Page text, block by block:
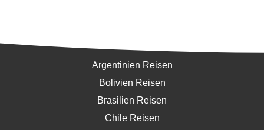
Argentinien Reisen
Bolivien Reisen
Brasilien Reisen
Chile Reisen